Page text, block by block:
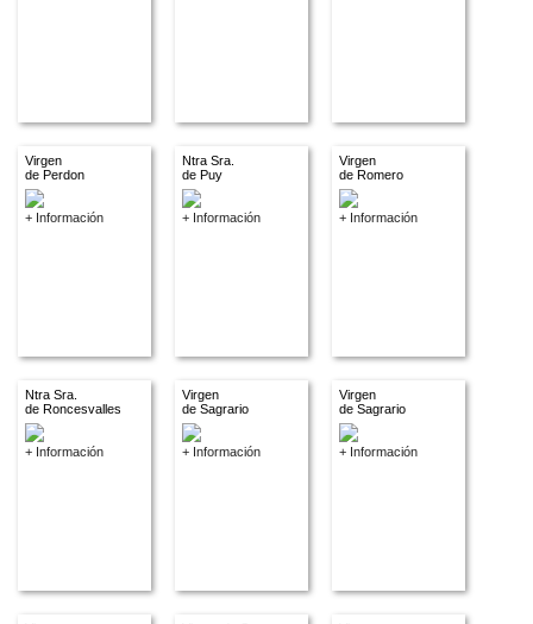
Virgen
de Perdon
+ Información
Ntra Sra.
de Puy
+ Información
Virgen
de Romero
+ Información
Ntra Sra.
de Roncesvalles
+ Información
Virgen
de Sagrario
+ Información
Virgen
de Sagrario
+ Información